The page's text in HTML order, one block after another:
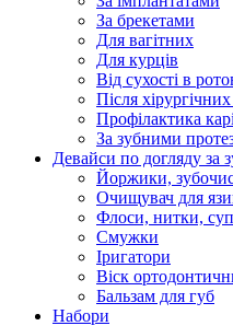
За брекетами
Для вагітних
Для курців
Від сухості в
Після
Профілактика
За зубними
Девайси по догляду за
Йоржики,
Очищувач для
Флоси, нитки,
Смужки
Іригатори
Віск
Бальзам для губ
Набори